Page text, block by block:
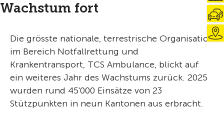
Wachstum fort
Die grösste nationale, terrestrische Organisation
im Bereich Notfallrettung und
Krankentransport, TCS Ambulance, blickt auf
ein weiteres Jahr des Wachstums zurück. 2025
wurden rund 45'000 Einsätze von 23
Stützpunkten in neun Kantonen aus erbracht.